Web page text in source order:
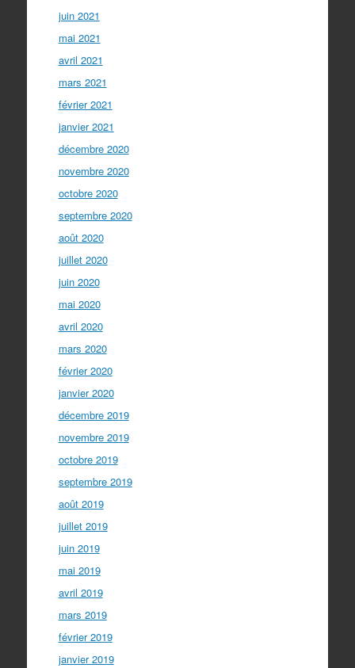
juin 2021
mai 2021
avril 2021
mars 2021
février 2021
janvier 2021
décembre 2020
novembre 2020
octobre 2020
septembre 2020
août 2020
juillet 2020
juin 2020
mai 2020
avril 2020
mars 2020
février 2020
janvier 2020
décembre 2019
novembre 2019
octobre 2019
septembre 2019
août 2019
juillet 2019
juin 2019
mai 2019
avril 2019
mars 2019
février 2019
janvier 2019